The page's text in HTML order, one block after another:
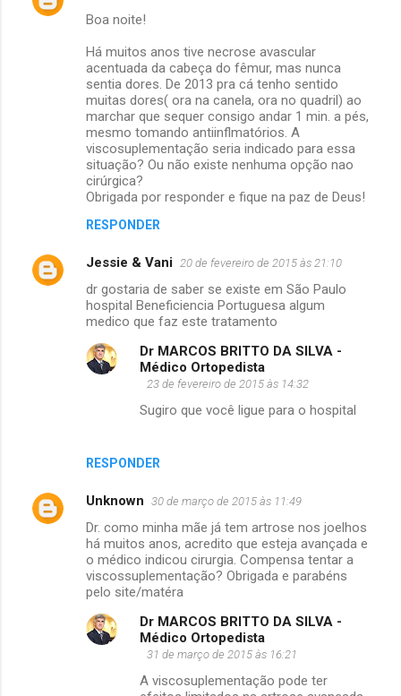
Boa noite!
Há muitos anos tive necrose avascular
acentuada da cabeça do fêmur, mas nunca
sentia dores. De 2013 pra cá tenho sentido
muitas dores( ora na canela, ora no quadril) ao
marchar que sequer consigo andar 1 min. a pés,
mesmo tomando antiinflmatórios. A
viscosuplementação seria indicado para essa
situação? Ou não existe nenhuma opção nao
cirúrgica?
Obrigada por responder e fique na paz de Deus!
RESPONDER
Jessie & Vani 20 de fevereiro de 2015 às 21:10
dr gostaria de saber se existe em São Paulo
hospital Beneficiencia Portuguesa algum
medico que faz este tratamento
RESPONDER
Dr MARCOS BRITTO DA SILVA -
Médico Ortopedista
23 de fevereiro de 2015 às 14:32
Sugiro que você ligue para o hospital
Unknown 30 de março de 2015 às 11:49
Dr. como minha mãe já tem artrose nos joelhos
há muitos anos, acredito que esteja avançada e
o médico indicou cirurgia. Compensa tentar a
viscossuplementação? Obrigada e parabéns
pelo site/matéra
Dr MARCOS BRITTO DA SILVA -
Médico Ortopedista
31 de março de 2015 às 16:21
A viscosuplementação pode ter